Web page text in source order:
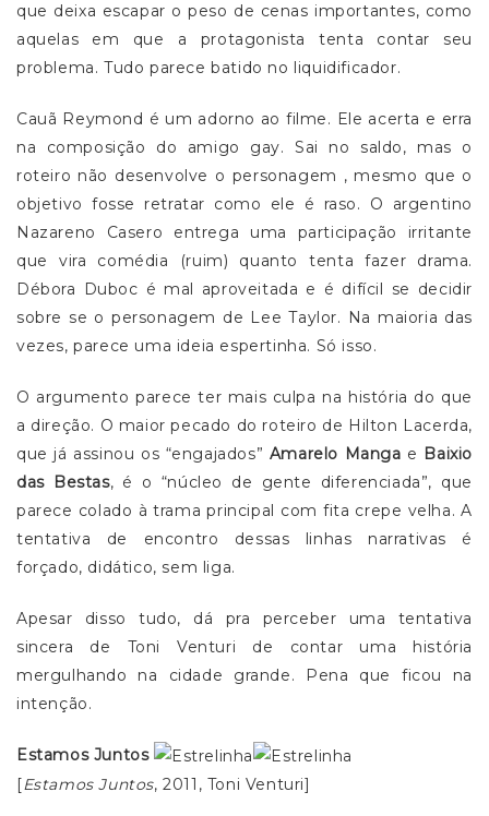
que deixa escapar o peso de cenas importantes, como
aquelas em que a protagonista tenta contar seu
problema. Tudo parece batido no liquidificador.
Cauã Reymond é um adorno ao filme. Ele acerta e erra
na composição do amigo gay. Sai no saldo, mas o
roteiro não desenvolve o personagem , mesmo que o
objetivo fosse retratar como ele é raso. O argentino
Nazareno Casero entrega uma participação irritante
que vira comédia (ruim) quanto tenta fazer drama.
Débora Duboc é mal aproveitada e é difícil se decidir
sobre se o personagem de Lee Taylor. Na maioria das
vezes, parece uma ideia espertinha. Só isso.
O argumento parece ter mais culpa na história do que
a direção. O maior pecado do roteiro de Hilton Lacerda,
que já assinou os “engajados” Amarelo Manga e Baixio
das Bestas, é o “núcleo de gente diferenciada”, que
parece colado à trama principal com fita crepe velha. A
tentativa de encontro dessas linhas narrativas é
forçado, didático, sem liga.
Apesar disso tudo, dá pra perceber uma tentativa
sincera de Toni Venturi de contar uma história
mergulhando na cidade grande. Pena que ficou na
intenção.
Estamos Juntos
[Estamos Juntos, 2011, Toni Venturi]